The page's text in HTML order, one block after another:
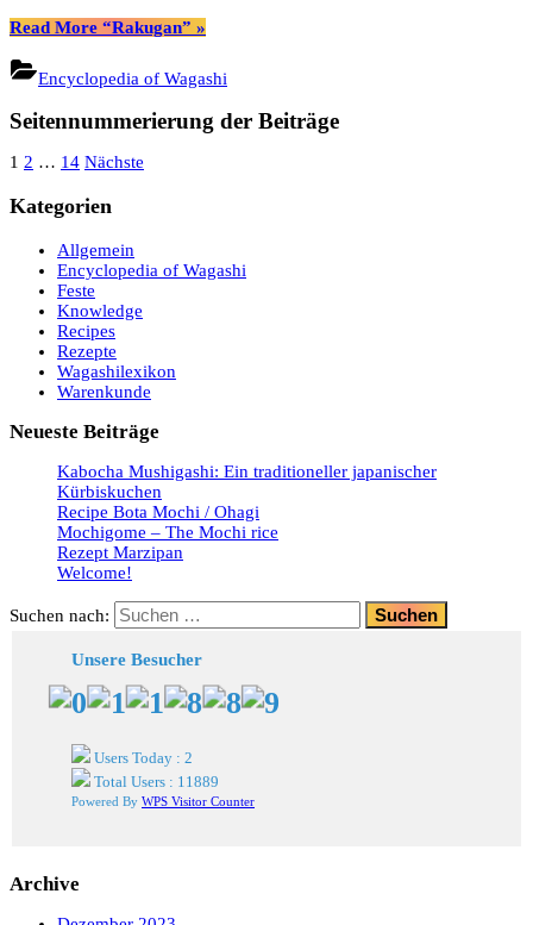
Read More “Rakugan” »
Encyclopedia of Wagashi
Seitennummerierung der Beiträge
1 2 … 14 Nächste
Kategorien
Allgemein
Encyclopedia of Wagashi
Feste
Knowledge
Recipes
Rezepte
Wagashilexikon
Warenkunde
Neueste Beiträge
Kabocha Mushigashi: Ein traditioneller japanischer
Kürbiskuchen
Recipe Bota Mochi / Ohagi
Mochigome – The Mochi rice
Rezept Marzipan
Welcome!
Suchen nach:
Unsere Besucher
Users Today : 2
Total Users : 11889
Powered By WPS Visitor Counter
Archive